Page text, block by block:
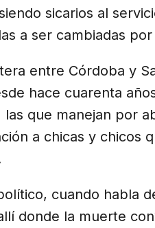
sicarios al
a ser cambiadas
entre Córdoba y
hace cuarenta
las que manejan por
a chicas y chicos
cuando habla
donde la muerte